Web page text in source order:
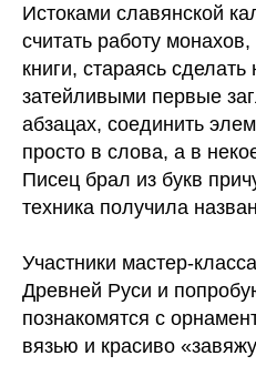
Истоками славянской
считать работу
книги, стараясь
затейливыми первые
абзацах, соединить
просто в слова, а в
Писец брал из букв
техника получила
Участники мастер-
Древней Руси и
познакомятся с
вязью и красиво